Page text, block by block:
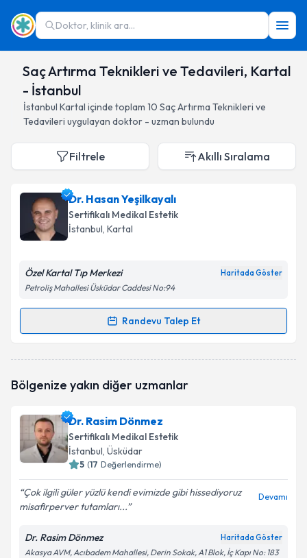
Doktor, klinik ara...
Saç Artırma Teknikleri ve Tedavileri, Kartal
- İstanbul
İstanbul Kartal içinde toplam 10 Saç Artırma Teknikleri ve
Tedavileri uygulayan doktor - uzman bulundu
Filtrele Akıllı Sıralama
Dr. Hasan Yeşilkayalı
Sertifikalı Medikal Estetik
İstanbul, Kartal
Özel Kartal Tıp Merkezi Haritada Göster
Petroliş Mahallesi Üsküdar Caddesi No:94
Randevu Talep Et
Randevu Takvimi Talebi
oluşturun. Size bu uzmandan randevu almanız için bir
E-posta Adresiniz
Kişisel verilerimin işlenmesine ilişkinAydınlatma
Metni'ni okudum ve kişisel verilerimin belirtilen
Bölgenize yakın diğer uzmanlar
Dr. Rasim Dönmez
Sertifikalı Medikal Estetik
İstanbul, Üsküdar
5 (17 Değerlendirme)
Çok ilgili güler yüzlü kendi evimizde gibi hissediyoruz
misafirperver tutamları...
Devamı
Dr. Rasim Dönmez Haritada Göster
Akasya AVM, Acıbadem Mahallesi, Derin Sokak, A1 Blok, İç Kapı No: 183